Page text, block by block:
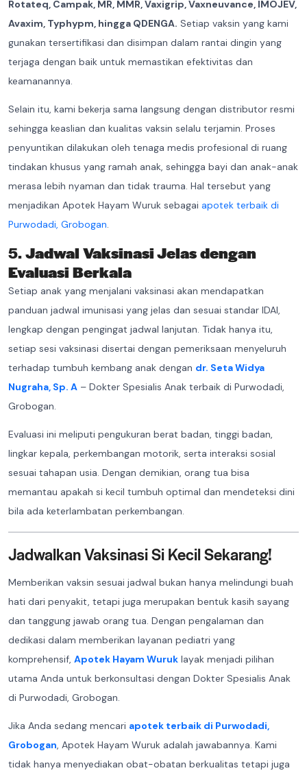
Rotateq, Campak, MR, MMR, Vaxigrip, Vaxneuvance, IMOJEV,
Avaxim, Typhypm, hingga QDENGA. Setiap vaksin yang kami
gunakan tersertifikasi dan disimpan dalam rantai dingin yang
terjaga dengan baik untuk memastikan efektivitas dan
keamanannya.
Selain itu, kami bekerja sama langsung dengan distributor resmi
sehingga keaslian dan kualitas vaksin selalu terjamin. Proses
penyuntikan dilakukan oleh tenaga medis profesional di ruang
tindakan khusus yang ramah anak, sehingga bayi dan anak-anak
merasa lebih nyaman dan tidak trauma. Hal tersebut yang
menjadikan Apotek Hayam Wuruk sebagai apotek terbaik di
Purwodadi, Grobogan
5.Jadwal Vaksinasi Jelas dengan
Evaluasi Berkala
Setiap anak yang menjalani vaksinasi akan mendapatkan
panduan jadwal imunisasi yang jelas dan sesuai standar IDAI,
lengkap dengan pengingat jadwal lanjutan. Tidak hanya itu,
setiap sesi vaksinasi disertai dengan pemeriksaan menyeluruh
terhadap tumbuh kembang anak dengan dr. Seta Widya
Nugraha, Sp. A – Dokter Spesialis Anak terbaik di Purwodadi,
Grobogan.
Evaluasi ini meliputi pengukuran berat badan, tinggi badan,
lingkar kepala, perkembangan motorik, serta interaksi sosial
sesuai tahapan usia. Dengan demikian, orang tua bisa
memantau apakah si kecil tumbuh optimal dan mendeteksi dini
bila ada keterlambatan perkembangan.
Jadwalkan Vaksinasi Si Kecil Sekarang!
Memberikan vaksin sesuai jadwal bukan hanya melindungi buah
hati dari penyakit, tetapi juga merupakan bentuk kasih sayang
dan tanggung jawab orang tua. Dengan pengalaman dan
dedikasi dalam memberikan layanan pediatri yang
komprehensif, Apotek Hayam Wuruk layak menjadi pilihan
utama Anda untuk berkonsultasi dengan Dokter Spesialis Anak
di Purwodadi, Grobogan.
Jika Anda sedang mencari apotek terbaik di Purwodadi,
Grobogan , Apotek Hayam Wuruk adalah jawabannya. Kami
tidak hanya menyediakan obat-obatan berkualitas tetapi juga